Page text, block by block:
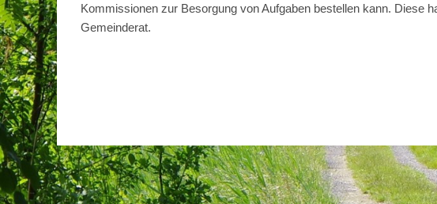
Kommissionen zur Besorgung von Aufgaben bestellen kann. Diese
Gemeinderat.